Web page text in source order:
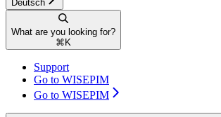
Deutsch
What are you looking for?
⌘ K
Support
Go to WISEPIM
Go to WISEPIM